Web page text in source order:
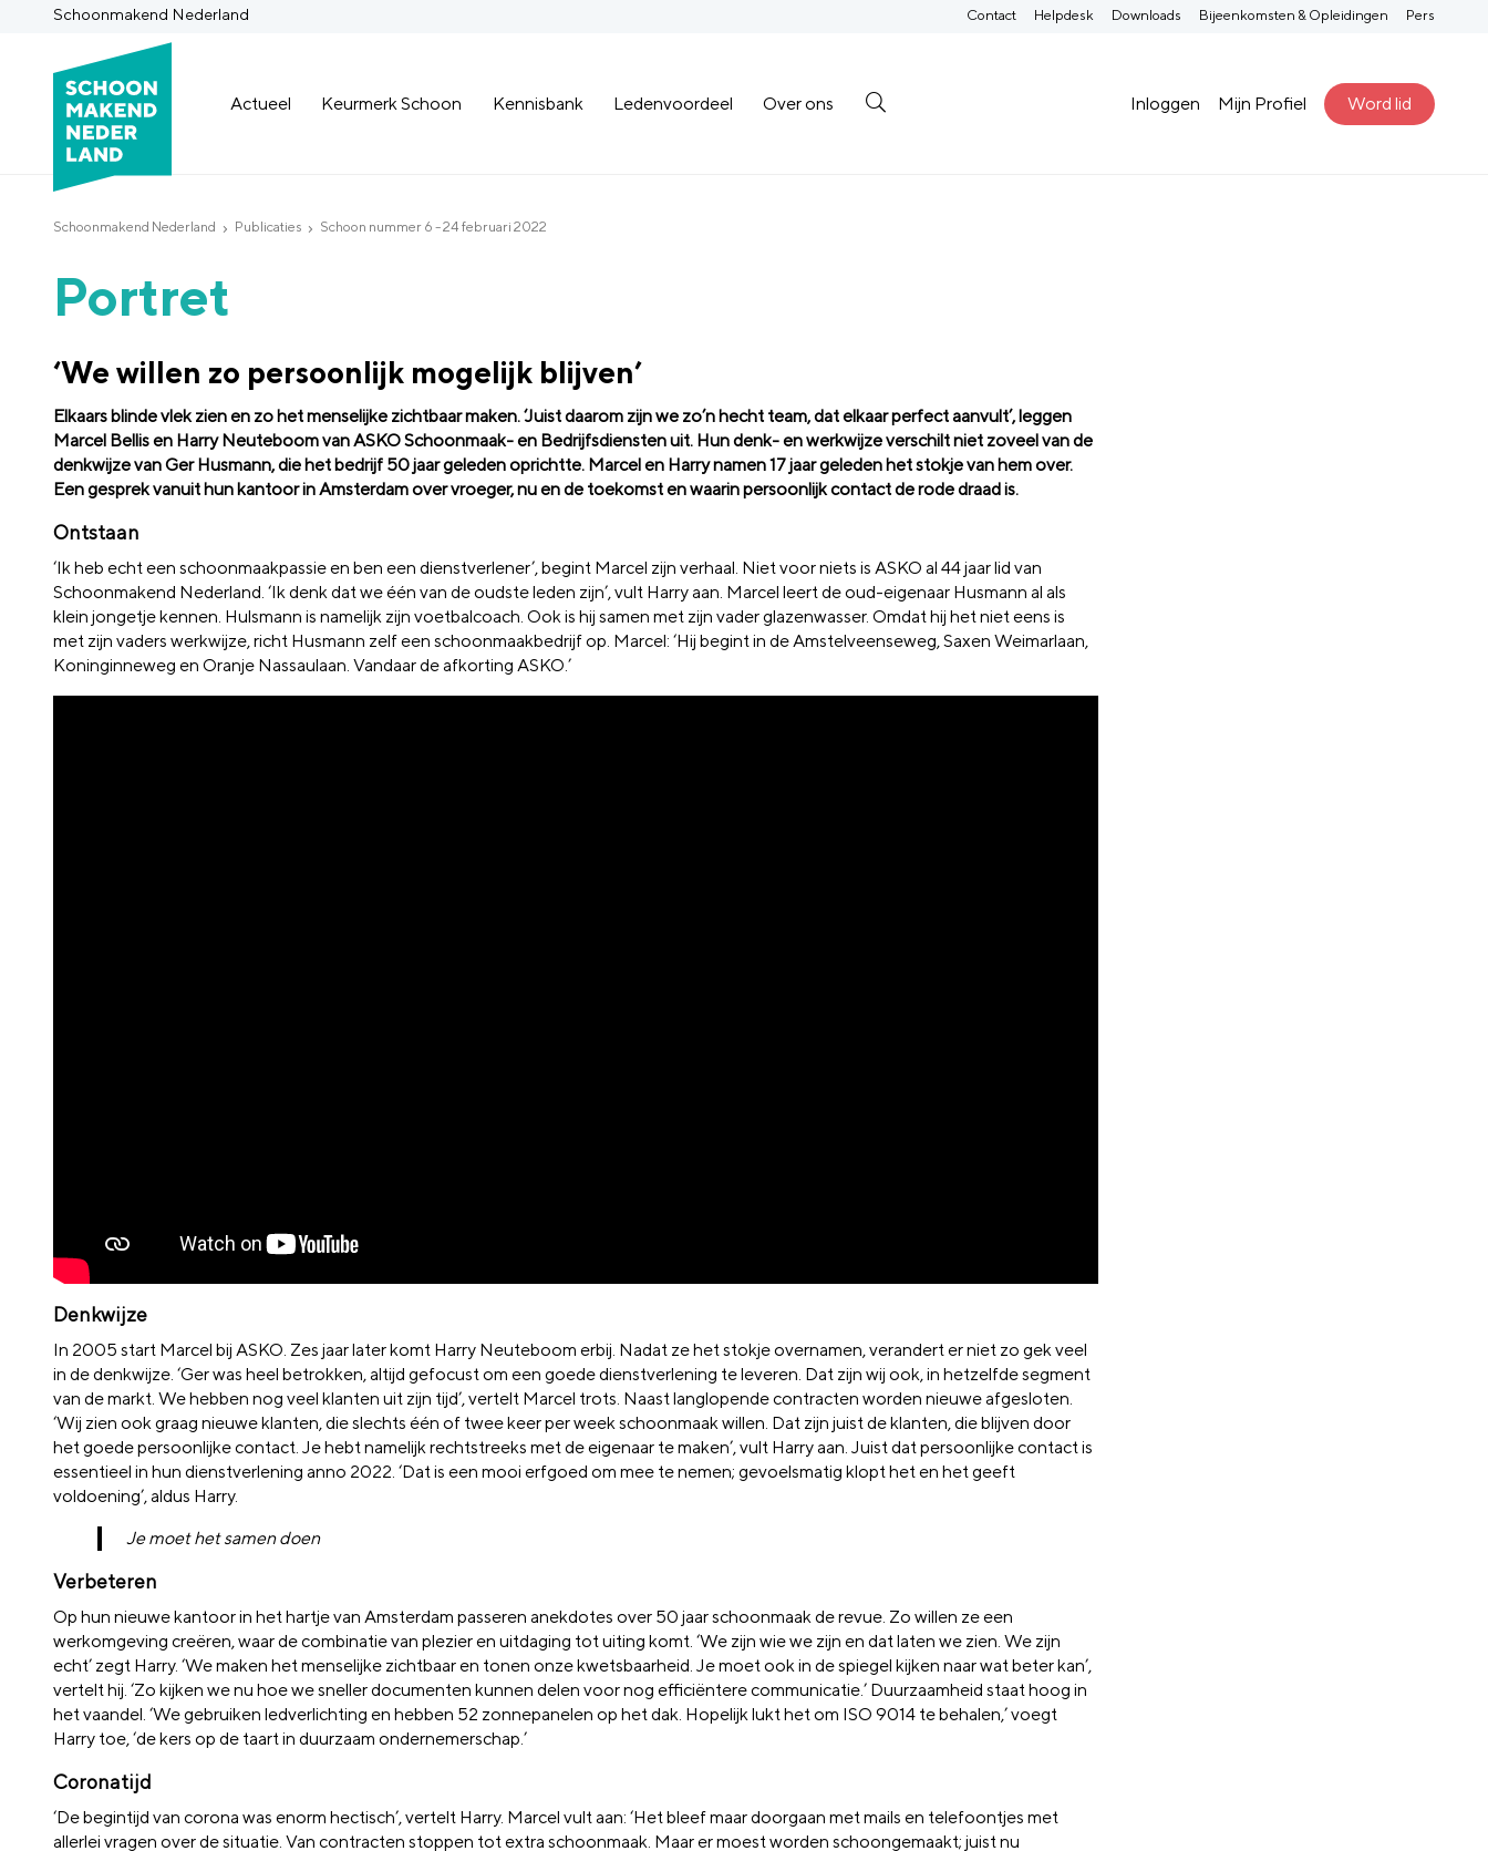
Schoonmakend Nederland
Actueel Keurmerk Schoon Kennisbank Ledenvoordeel Over ons Inloggen Mijn Profiel Word lid
Contact Helpdesk Downloads Bijeenkomsten & Opleidingen Pers
Schoonmakend Nederland Publicaties Schoon nummer 6 - 24 februari 2022
Portret
‘We willen zo persoonlijk mogelijk blijven’
Elkaars blinde vlek zien en zo het menselijke zichtbaar maken. ‘Juist daarom zijn we zo’n hecht team, dat elkaar perfect aanvult’, leggen
Marcel Bellis en Harry Neuteboom van ASKO Schoonmaak- en Bedrijfsdiensten uit. Hun denk- en werkwijze verschilt niet zoveel van de
denkwijze van Ger Husmann, die het bedrijf 50 jaar geleden oprichtte. Marcel en Harry namen 17 jaar geleden het stokje van hem over.
Een gesprek vanuit hun kantoor in Amsterdam over vroeger, nu en de toekomst en waarin persoonlijk contact de rode draad is.
Ontstaan
‘Ik heb echt een schoonmaakpassie en ben een dienstverlener’, begint Marcel zijn verhaal. Niet voor niets is ASKO al 44 jaar lid van
Schoonmakend Nederland. ‘Ik denk dat we één van de oudste leden zijn’, vult Harry aan. Marcel leert de oud-eigenaar Husmann al als
klein jongetje kennen. Hulsmann is namelijk zijn voetbalcoach. Ook is hij samen met zijn vader glazenwasser. Omdat hij het niet eens is
met zijn vaders werkwijze, richt Husmann zelf een schoonmaakbedrijf op. Marcel: ‘Hij begint in de Amstelveenseweg, Saxen Weimarlaan,
Koninginneweg en Oranje Nassaulaan. Vandaar de afkorting ASKO.’
Denkwijze
In 2005 start Marcel bij ASKO. Zes jaar later komt Harry Neuteboom erbij. Nadat ze het stokje overnamen, verandert er niet zo gek veel
in de denkwijze. ‘Ger was heel betrokken, altijd gefocust om een goede dienstverlening te leveren. Dat zijn wij ook, in hetzelfde segment
van de markt. We hebben nog veel klanten uit zijn tijd’, vertelt Marcel trots. Naast langlopende contracten worden nieuwe afgesloten.
‘Wij zien ook graag nieuwe klanten, die slechts één of twee keer per week schoonmaak willen. Dat zijn juist de klanten, die blijven door
het goede persoonlijke contact. Je hebt namelijk rechtstreeks met de eigenaar te maken’, vult Harry aan. Juist dat persoonlijke contact is
essentieel in hun dienstverlening anno 2022. ‘Dat is een mooi erfgoed om mee te nemen; gevoelsmatig klopt het en het geeft
voldoening’, aldus Harry.
Je moet het samen doen
Verbeteren
Op hun nieuwe kantoor in het hartje van Amsterdam passeren anekdotes over 50 jaar schoonmaak de revue. Zo willen ze een
werkomgeving creëren, waar de combinatie van plezier en uitdaging tot uiting komt. ‘We zijn wie we zijn en dat laten we zien. We zijn
echt’ zegt Harry. ‘We maken het menselijke zichtbaar en tonen onze kwetsbaarheid. Je moet ook in de spiegel kijken naar wat beter kan’,
vertelt hij. ‘Zo kijken we nu hoe we sneller documenten kunnen delen voor nog efficiëntere communicatie.’ Duurzaamheid staat hoog in
het vaandel. ‘We gebruiken ledverlichting en hebben 52 zonnepanelen op het dak. Hopelijk lukt het om ISO 9014 te behalen,’ voegt
Harry toe, ‘de kers op de taart in duurzaam ondernemerschap.’
Coronatijd
‘De begintijd van corona was enorm hectisch’, vertelt Harry. Marcel vult aan: ‘Het bleef maar doorgaan met mails en telefoontjes met
allerlei vragen over de situatie. Van contracten stoppen tot extra schoonmaak. Maar er moest worden schoongemaakt; juist nu